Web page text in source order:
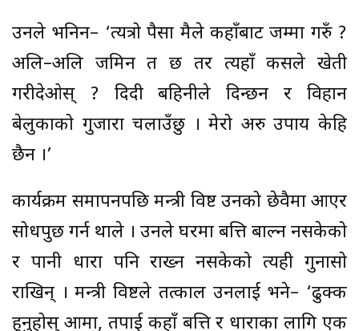
उनले भनिन– ‘त्यत्रो पैसा मैले कहाँबाट जम्मा गरुँ ?
अलि–अलि जमिन त छ तर त्यहाँ कसले खेती
गरीदेओस् ? दिदी बहिनीले दिन्छन र विहान
बेलुकाको गुजारा चलाउँछु । मेरो अरु उपाय केहि
छैन ।’
कार्यक्रम समापनपछि मन्त्री विष्ट उनको छेवैमा आएर
सोधपुछ गर्न थाले । उनले घरमा बत्ति बाल्न नसकेको
र पानी धारा पनि राख्न नसकेको त्यही गुनासो
राखिन् । मन्त्री विष्टले तत्काल उनलाई भने– ‘ढुक्क
हुनुहोस् आमा, तपाई कहाँ बत्ति र धाराका लागि एक